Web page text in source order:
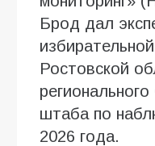
Брод дал
Ростовской
штаба по
2026 года.